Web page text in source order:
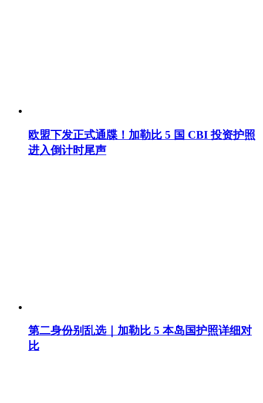
欧盟下发正式通牒！加勒比 5 国 CBI 投资护照
进入倒计时尾声
第二身份别乱选｜加勒比 5 本岛国护照详细对
比